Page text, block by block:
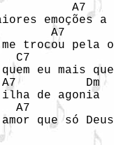
A7
emoções
A7
me trocou
C7
eu mais
A7          Dm
de agonia
A7
amor que só